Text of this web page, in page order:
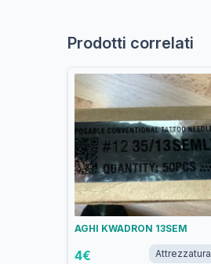
Prodotti correlati
AGHI KWADRON 13SEM
4€ Attrezzatura